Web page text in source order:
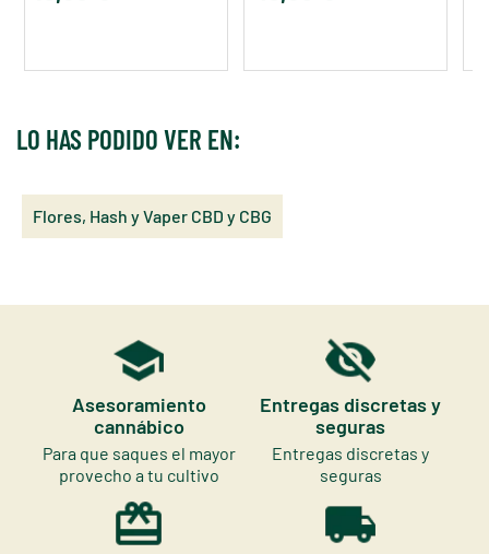
LO HAS PODIDO VER EN:
Flores, Hash y Vaper CBD y CBG
Asesoramiento
cannábico
Para que saques el mayor
provecho a tu cultivo
Entregas discretas y
seguras
Entregas discretas y
seguras